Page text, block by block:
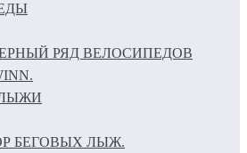
РЯД ВЕЛОСИПЕДОВ
БЕГОВЫХ ЛЫЖ.